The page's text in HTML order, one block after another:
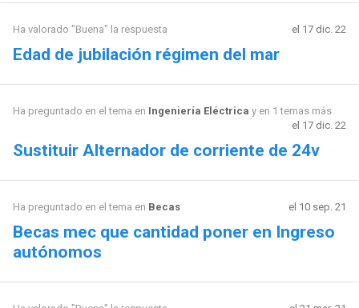
Ha valorado "Buena" la respuesta el 17 dic. 22
Edad de jubilación régimen del mar
Ha preguntado en el tema en Ingeniería Eléctrica y en 1 temas más
el 17 dic. 22
Sustituir Alternador de corriente de 24v
Ha preguntado en el tema en Becas el 10 sep. 21
Becas mec que cantidad poner en Ingreso
autónomos